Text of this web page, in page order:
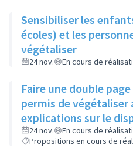
Sensibiliser les
écoles) et les
végétaliser
24 nov. En cours de
Faire une double
permis de végétaliser
explications sur le
côté des exemples
investir
24 nov.
En cours de
Propositions en cours de